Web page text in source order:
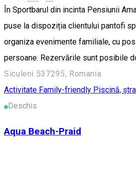
În Sportbarul din incinta Pensiunii
puse la dispoziția clientului pantofi
organiza evenimente familiale, cu
persoane. Rezervările sunt posibile
Siculeni 537295, Romania
Activitate Family-friendly Piscină,
Deschis
Aqua Beach-Praid